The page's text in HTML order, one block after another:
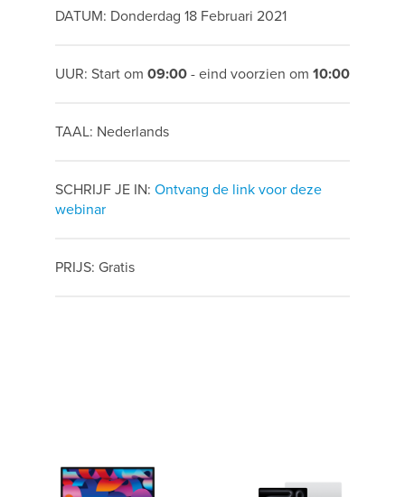
DATUM: Donderdag 18 Februari 2021
UUR: Start om 09:00- eind voorzien om 10:00
TAAL: Nederlands
SCHRIJF JE IN: Ontvang de link voor deze
webinar
PRIJS: Gratis